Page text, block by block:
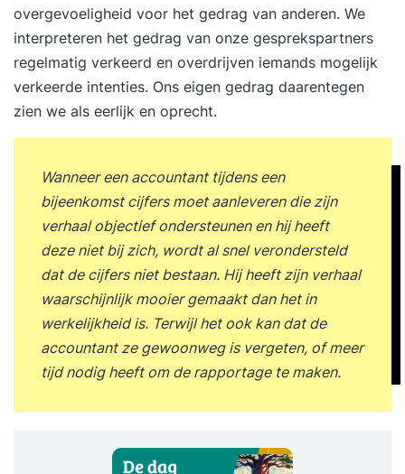
overgevoeligheid voor het gedrag van anderen. We
interpreteren het gedrag van onze gesprekspartners
regelmatig verkeerd en overdrijven iemands mogelijk
verkeerde intenties. Ons eigen gedrag daarentegen
zien we als eerlijk en oprecht.
Wanneer een accountant tijdens een
bijeenkomst cijfers moet aanleveren die zijn
verhaal objectief ondersteunen en hij heeft
deze niet bij zich, wordt al snel verondersteld
dat de cijfers niet bestaan. Hij heeft zijn verhaal
waarschijnlijk mooier gemaakt dan het in
werkelijkheid is. Terwijl het ook kan dat de
accountant ze gewoonweg is vergeten, of meer
tijd nodig heeft om de rapportage te maken.